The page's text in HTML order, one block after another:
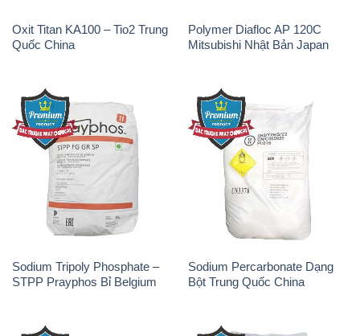
Sodium Tripoly Phosphate –
STPP Prayphos Bỉ Belgium
Sodium Percarbonate Dạng
Bột Trung Quốc China